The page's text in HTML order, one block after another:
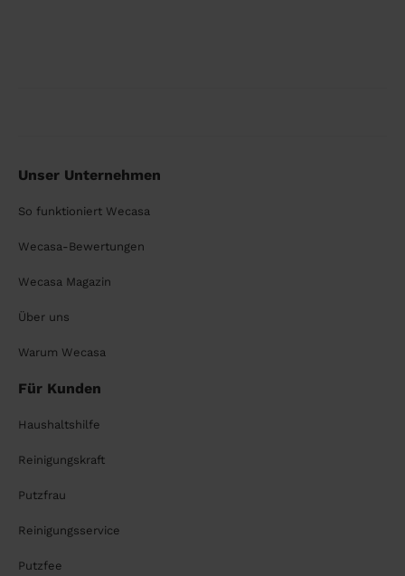
Unser Unternehmen
So funktioniert Wecasa
Wecasa-Bewertungen
Wecasa Magazin
Über uns
Warum Wecasa
Für Kunden
Haushaltshilfe
Reinigungskraft
Putzfrau
Reinigungsservice
Putzfee